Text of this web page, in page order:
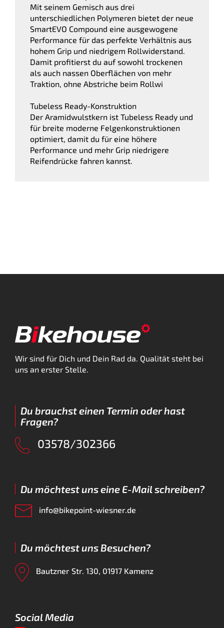
Mit seinem Gemisch aus drei
unterschiedlichen Polymeren bietet der neue
SmartEVO Compound eine ausgewogene
Performance für das perfekte Verhältnis aus
hohem Grip und niedrigem Rollwiderstand.
Damit profitierst du auf sowohl trockenen
als auch nassen Oberflächen von mehr
Traktion, ohne Abstriche beim Rollwi
Tubeless Ready-Konstruktion
Der Aramidwulstkern ist Tubeless Ready und
für breite moderne Felgenkonstruktionen
optimiert, damit du für eine höhere
Performance und mehr Grip niedrigere
Reifendrücke fahren kannst.
Wir sind für Dich und Dein Rad da. Qualität steht bei
uns an erster Stelle.
Du brauchst einen Termin oder hast
Fragen?
03578/302366
Du möchtest uns eine E-Mail schreiben?
info@bikepoint-wiesner.de
Du möchtest uns Besuchen?
Bautzner Str. 130, 01917 Kamenz
Social Media